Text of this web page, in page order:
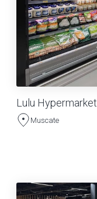
Lulu Hypermarket
Muscate